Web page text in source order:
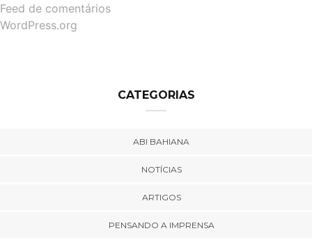
Feed de comentários
WordPress.org
CATEGORIAS
ABI BAHIANA
NOTÍCIAS
ARTIGOS
PENSANDO A IMPRENSA